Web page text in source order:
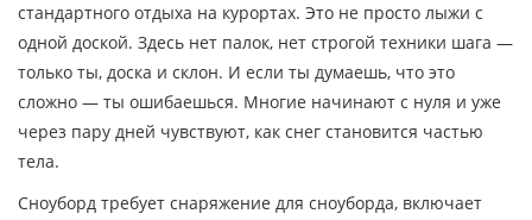
стандартного отдыха на курортах. Это не просто лыжи с
одной доской. Здесь нет палок, нет строгой техники шага —
только ты, доска и склон. И если ты думаешь, что это
сложно — ты ошибаешься. Многие начинают с нуля и уже
через пару дней чувствуют, как снег становится частью
тела.
Сноуборд требует снаряжение для сноуборда, включает